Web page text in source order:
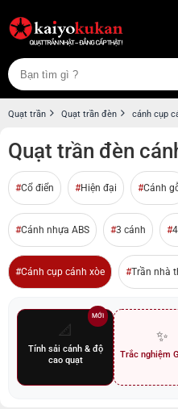
Quạt trần Quạt trần đèn cánh cụp
Quạt trần đèn
Cổ điển Hiện đại Cánh
Cánh nhựa ABS 3 cánh
Cánh cụp cánh xòe Trần nhà
📐
Tính sải cánh & độ
cao quạt
MỚI
✨
Trắc nghiệm